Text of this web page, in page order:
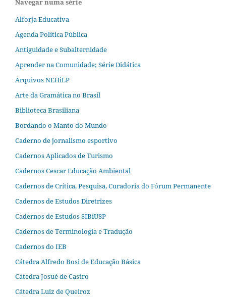
Navegar numa série
Alforja Educativa
Agenda Política Pública
Antiguidade e Subalternidade
Aprender na Comunidade; Série Didática
Arquivos NEHiLP
Arte da Gramática no Brasil
Biblioteca Brasiliana
Bordando o Manto do Mundo
Caderno de jornalismo esportivo
Cadernos Aplicados de Turismo
Cadernos Cescar Educação Ambiental
Cadernos de Crítica, Pesquisa, Curadoria do Fórum Permanente
Cadernos de Estudos Diretrizes
Cadernos de Estudos SIBiUSP
Cadernos de Terminologia e Tradução
Cadernos do IEB
Cátedra Alfredo Bosi de Educação Básica
Cátedra Josué de Castro
Cátedra Luiz de Queiroz